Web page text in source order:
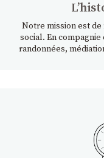
Notre mission est
social. En
randonnées,